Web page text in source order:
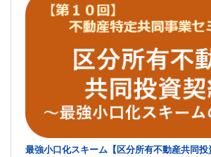
最強小口化スキーム【区分所有不動産共同投